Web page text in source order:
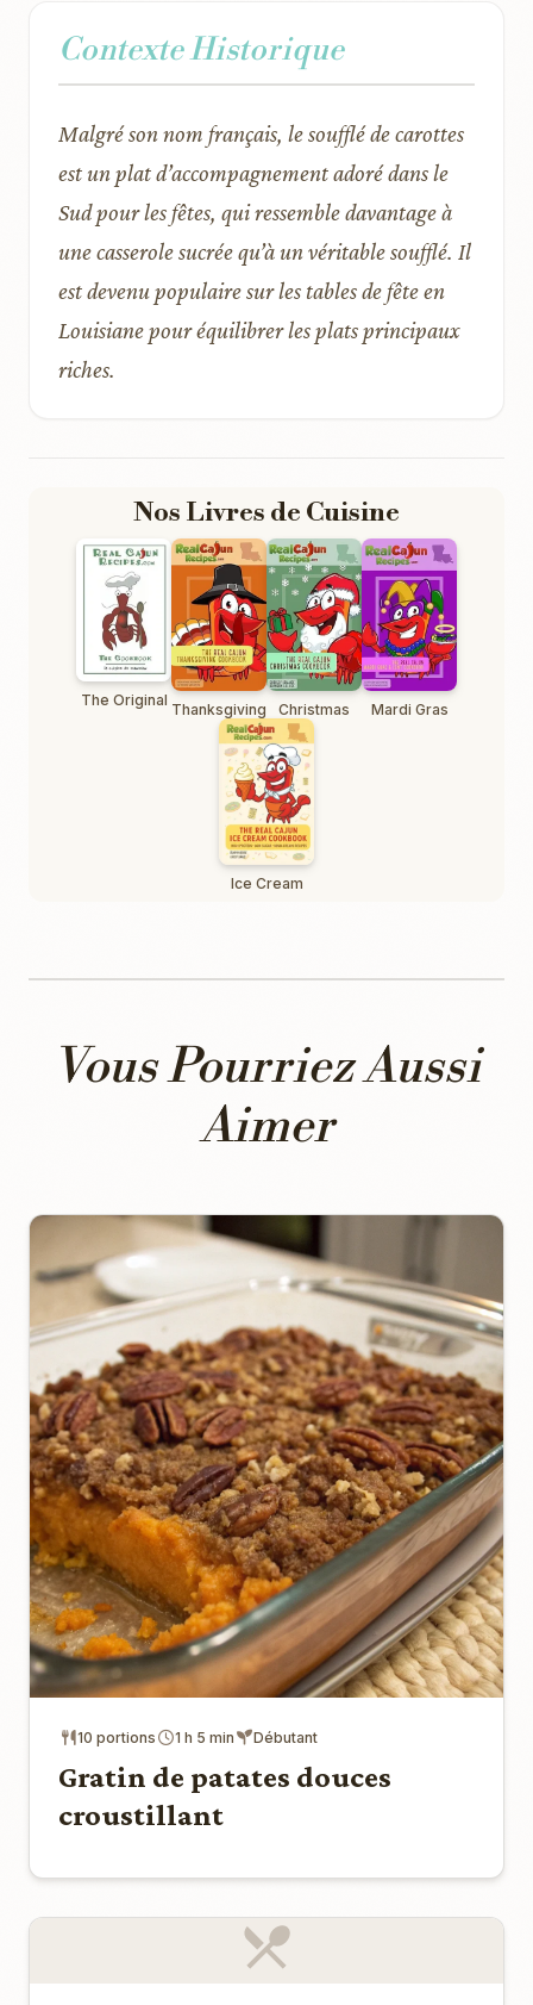
Contexte Historique
Malgré son nom français, le soufflé de carottes
est un plat d’accompagnement adoré dans le
Sud pour les fêtes, qui ressemble davantage à
une casserole sucrée qu’à un véritable soufflé. Il
est devenu populaire sur les tables de fête en
Louisiane pour équilibrer les plats principaux
riches.
Nos Livres de Cuisine
The Original Thanksgiving Christmas Mardi Gras
Ice Cream
Vous Pourriez Aussi
Aimer
10 portions 1 h 5 min Débutant
Gratin de patates douces
croustillant